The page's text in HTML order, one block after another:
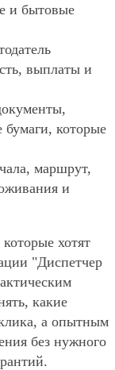
и бытовые
выплаты и
бумаги, которые
маршрут,
и
хотят
"Диспетчер
какие
а опытным
без нужного